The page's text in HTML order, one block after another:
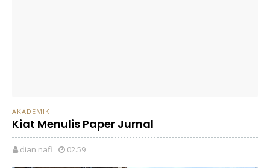
AKADEMIK
Kiat Menulis Paper Jurnal
dian nafi 02.59